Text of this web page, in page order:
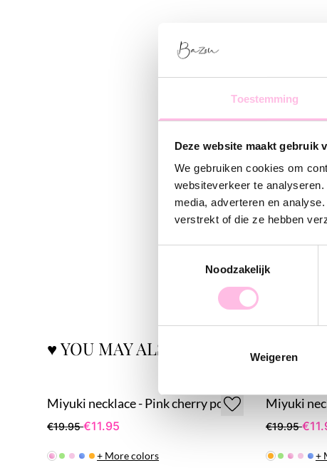
Toestemming
Deze website maakt gebruik
We gebruiken cookies om
websiteverkeer te
media, adverteren en
verstrekt of die ze hebben
Noodzakelijk
Weigeren
♥ YOU MAY ALSO LOVE...
Miyuki necklace - Pink cherry pop
€19.95€11.95
+ More colors
Miyuki
€19.95
+